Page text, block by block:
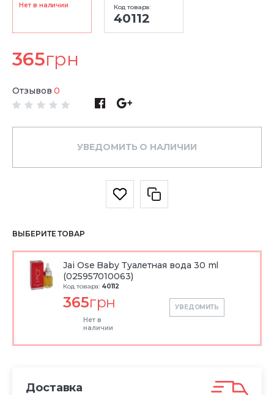
Нет в наличии Код товара:
40112
365грн
Отзывов 0
УВЕДОМИТЬ О НАЛИЧИИ
ВЫБЕРИТЕ ТОВАР
Jai Ose Baby Туалетная вода 30 ml
(025957010063)
Код товара: 40112
365грн
Нет в
наличии
УВЕДОМИТЬ
Доставка